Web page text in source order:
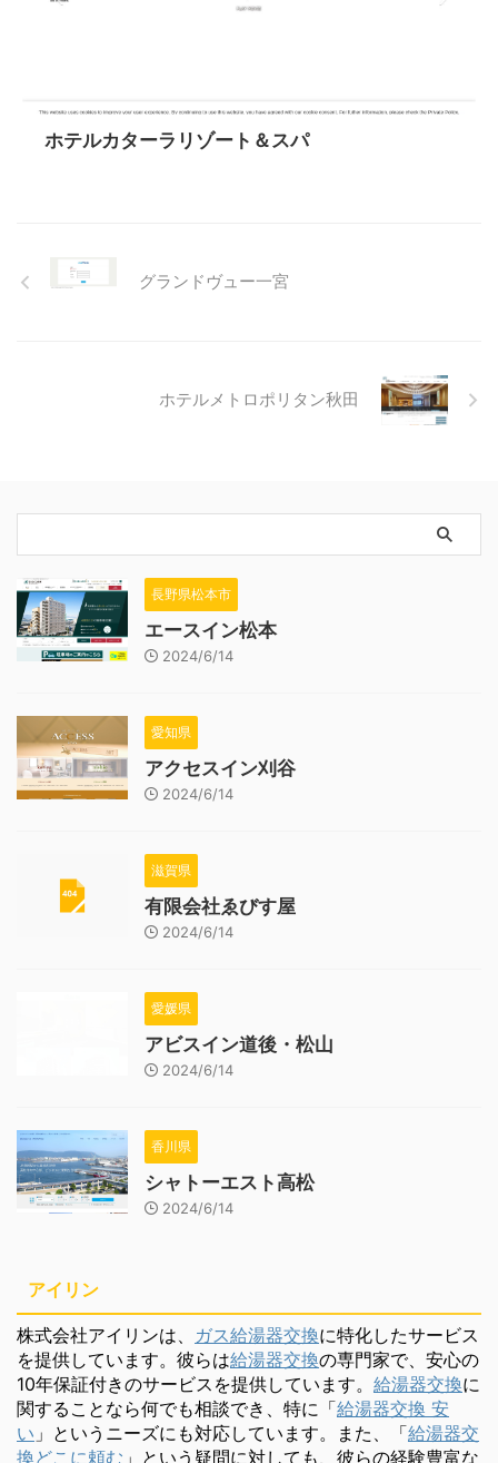
ホテルカターラリゾート＆スパ
グランドヴュー一宮
ホテルメトロポリタン秋田
長野県松本市
エースイン松本
2024/6/14
愛知県
アクセスイン刈谷
2024/6/14
滋賀県
有限会社ゑびす屋
2024/6/14
愛媛県
アビスイン道後・松山
2024/6/14
香川県
シャトーエスト高松
2024/6/14
アイリン
株式会社アイリンは、 ガス給湯器交換に特化したサービス
を提供しています。彼らは給湯器交換の専門家で、安心の
10年保証付きのサービスを提供しています。 給湯器交換に
関することなら何でも相談でき、特に「給湯器交換 安
い 」というニーズにも対応しています。また、「給湯器交
換どこに頼む 」という疑問に対しても、彼らの経験豊富な